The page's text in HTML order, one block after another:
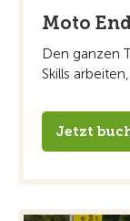
Moto
Den ganzen
Skills
Jetzt